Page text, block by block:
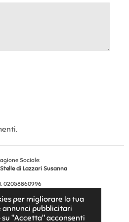
per migliorare la tua
annunci pubblicitari
"Accetta" acconsenti
Sociale:
di Lazzari Susanna
02058860996